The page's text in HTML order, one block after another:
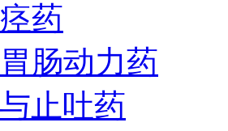
药
肠动力药
止吐药